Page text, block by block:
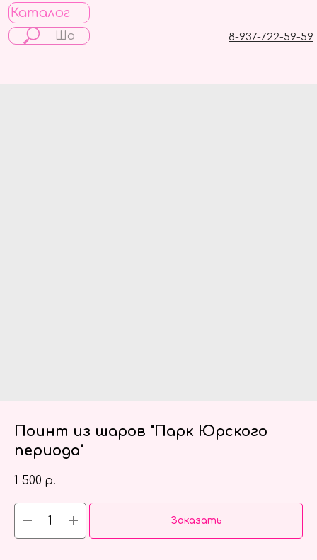
Каталог
8-937-722-59-59
Поинт из шаров "Парк Юрского
периода"
1 500 р.
Заказать